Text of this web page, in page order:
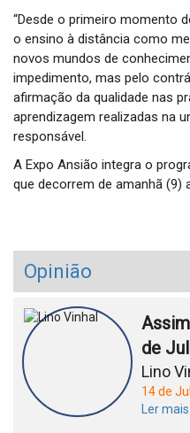
“Desde o primeiro momento
o ensino à distância como
novos mundos de
impedimento, mas pelo
afirmação da qualidade nas
aprendizagem realizadas na
responsável.
A Expo Ansião integra o
que decorrem de amanhã (9)
Opinião
de
Lino
14 de
Ler mais